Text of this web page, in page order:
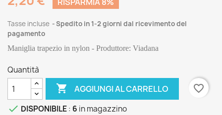
Tasse incluse
Spedito in 1-2 giorni dal ricevimento del
pagamento
Maniglia trapezio in nylon - Produttore: Viadana
Quantità
 AGGIUNGI AL CARRELLO
favorite_border
 DISPONIBILE: 6 in magazzino